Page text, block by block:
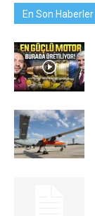
En Son Haberler